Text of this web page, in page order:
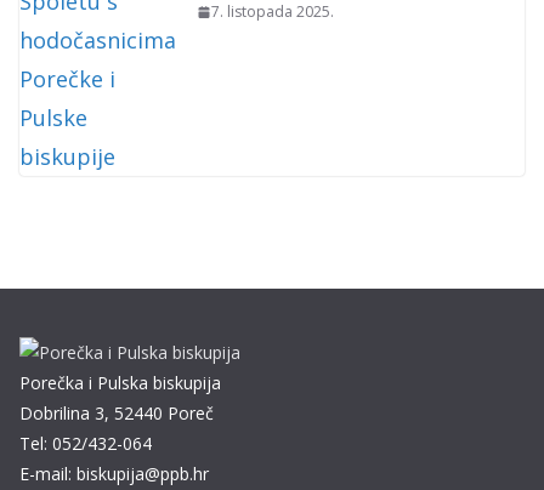
7. listopada 2025.
Porečka i Pulska biskupija
Dobrilina 3, 52440 Poreč
Tel: 052/432-064
E-mail: biskupija@ppb.hr